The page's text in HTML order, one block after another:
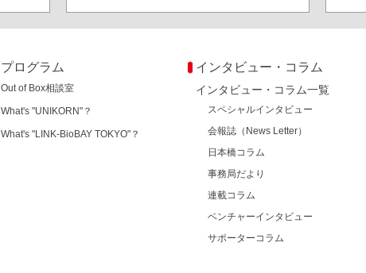
プログラム
Out of Box相談室
What's "UNIKORN"？
What's "LINK-BioBAY TOKYO"？
インタビュー・コラム
インタビュー・コラム一覧
スペシャルインタビュー
会報誌（News Letter）
日本橋コラム
事務局だより
連載コラム
ベンチャーインタビュー
サポーターコラム